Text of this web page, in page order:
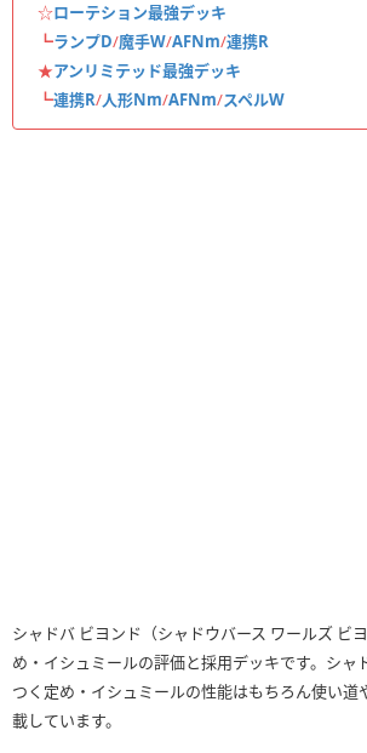
☆ローテション最強デッキ
┗ランプD/魔手W/AFNm/連携R
★アンリミテッド最強デッキ
┗連携R/人形Nm/AFNm/スペルW
シャドバ ビヨンド（シャドウバース ワールズ ビ
め・イシュミールの評価と採用デッキです。シャ
つく定め・イシュミールの性能はもちろん使い道
載しています。